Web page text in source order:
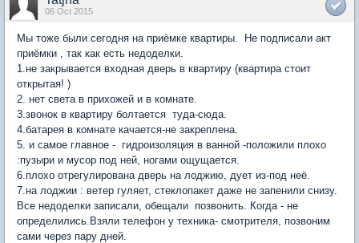
06 Oct 2015
Мы тоже были сегодня на приёмке квартиры. Не подписали акт
приёмки , так как есть недоделки.
1.не закрывается входная дверь в квартиру (квартира стоит
открытая! )
2. нет света в прихожей и в комнате.
3.звонок в квартиру болтается туда-сюда.
4.батарея в комнате качается-не закреплена.
5. и самое главное - гидроизоляция в ванной -положили плохо
:пузыри и мусор под ней, ногами ощущается.
6.плохо отрегулирована дверь на лоджию, дует из-под неё.
7.на лоджии : ветер гуляет, стеклопакет даже не запенили снизу.
Все недоделки записали, обещали позвонить. Когда - не
определились.Взяли телефон у техника- смотрителя, позвоним
сами через пару дней.